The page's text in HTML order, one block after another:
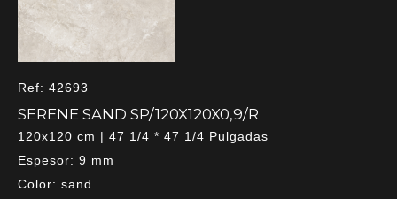
Ref: 42693
SERENE SAND SP/120X120X0,9/R
120x120 cm | 47 1/4 * 47 1/4 Pulgadas
Espesor: 9 mm
Color: sand